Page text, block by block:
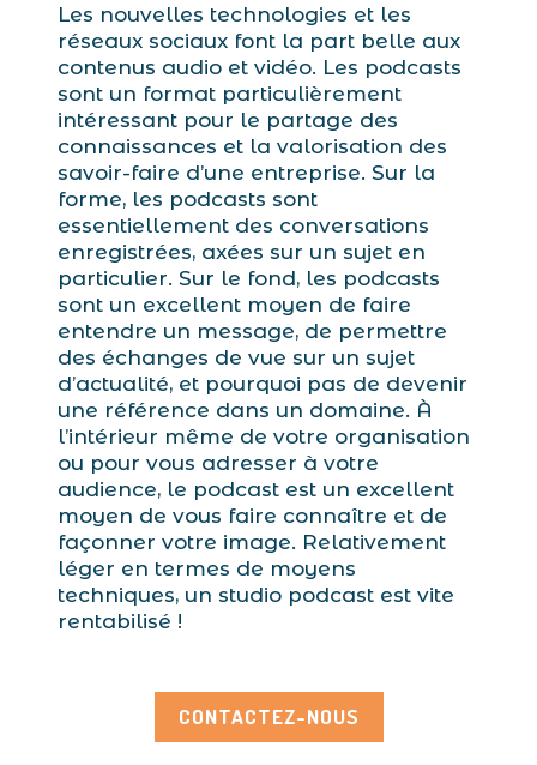
Les nouvelles technologies et les
réseaux sociaux font la part belle aux
contenus audio et vidéo. Les podcasts
sont un format particulièrement
intéressant pour le partage des
connaissances et la valorisation des
savoir-faire d’une entreprise. Sur la
forme, les podcasts sont
essentiellement des conversations
enregistrées, axées sur un sujet en
particulier. Sur le fond, les podcasts
sont un excellent moyen de faire
entendre un message, de permettre
des échanges de vue sur un sujet
d’actualité, et pourquoi pas de devenir
une référence dans un domaine. À
l’intérieur même de votre organisation
ou pour vous adresser à votre
audience, le podcast est un excellent
moyen de vous faire connaître et de
façonner votre image. Relativement
léger en termes de moyens
techniques, un studio podcast est vite
rentabilisé !
CONTACTEZ-NOUS